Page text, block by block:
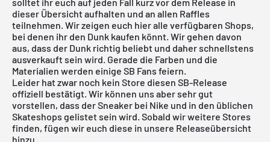
dieser Übersicht aufhalten und an allen Raffles
teilnehmen. Wir zeigen euch hier alle verfügbaren Shops,
bei denen ihr den Dunk kaufen könnt. Wir gehen davon
aus, dass der Dunk richtig beliebt und daher schnellstens
ausverkauft sein wird. Gerade die Farben und die
Materialien werden einige SB Fans feiern.
Leider hat zwar noch kein Store diesen SB-Release
offiziell bestätigt. Wir können uns aber sehr gut
vorstellen, dass der Sneaker bei Nike und in den üblichen
Skateshops gelistet sein wird. Sobald wir weitere Stores
finden, fügen wir euch diese in unsere Releaseübersicht
hinzu.